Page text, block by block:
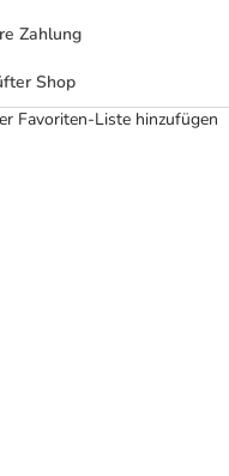
Zahlung
Shop
Favoriten-Liste hinzufügen